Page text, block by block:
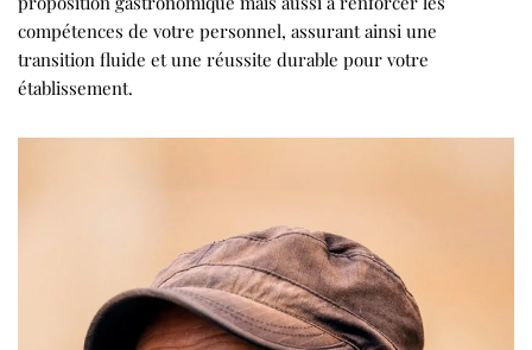
compétences de votre personnel, assurant ainsi une
transition fluide et une réussite durable pour votre
établissement.